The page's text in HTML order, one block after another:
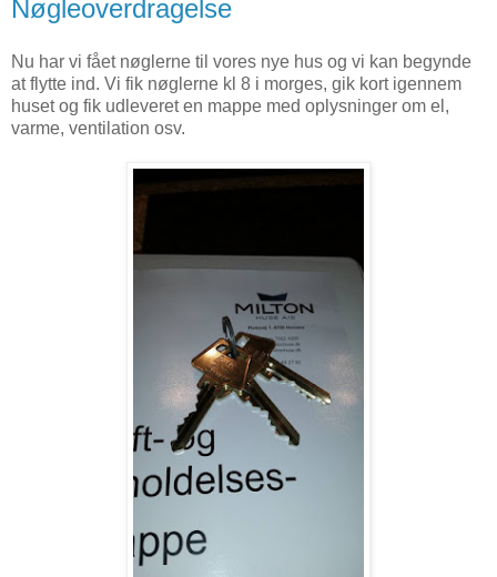
Nøgleoverdragelse
Nu har vi fået nøglerne til vores nye hus og vi kan begynde
at flytte ind. Vi fik nøglerne kl 8 i morges, gik kort igennem
huset og fik udleveret en mappe med oplysninger om el,
varme, ventilation osv.